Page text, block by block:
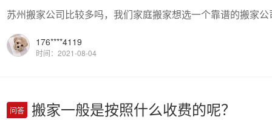
苏州搬家公司比较多吗，我们家庭搬家想选一个靠谱的搬家
176****4119
时间：2021-08-04
问答 搬家一般是按照什么收费的呢？